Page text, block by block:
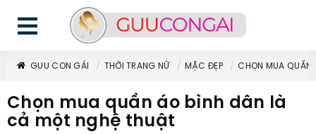
GUU CON GÁI THỜI TRANG NỮ MẶC ĐẸP CHỌN MUA QUẦN
Chọn mua quần áo bình dân là
cả một nghệ thuật